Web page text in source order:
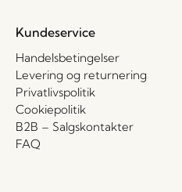
Kundeservice
Handelsbetingelser
Levering og returnering
Privatlivspolitik
Cookiepolitik
B2B – Salgskontakter
FAQ